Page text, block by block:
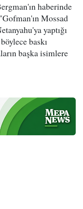
haberinde
Mossad
yaptığı
baskı
başka isimlere